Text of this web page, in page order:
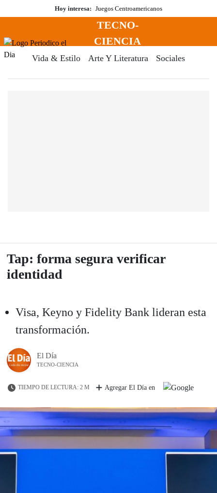
al
Hoy interesa: Juegos Centroamericanos
Menú Periodico El Dia Digital
TECNO-
CIENCIA
Vida & Estilo Arte Y Literatura Sociales
Tap: forma segura verificar
identidad
Visa, Keyno y Fidelity Bank lideran esta
transformación.
El Día
TECNO-CIENCIA
TIEMPO DE LECTURA: 2 M Agregar El Día en